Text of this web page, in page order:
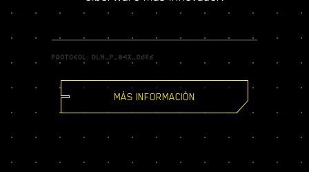
MÁS INFORMACIÓN